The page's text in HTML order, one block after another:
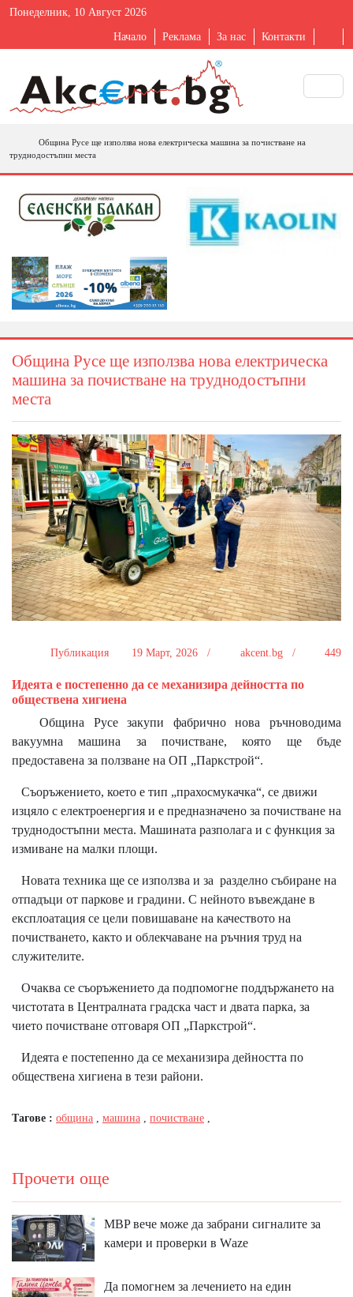
Понеделник, 10 Август 2026
Начало Реклама За нас Контакти
Община Русе ще използва нова електрическа машина за почистване на
труднодостъпни места
Община Русе ще използва нова електрическа
машина за почистване на труднодостъпни
места
Публикация 19 Март, 2026 / akcent.bg / 449
Идеята е постепенно да се механизира дейността по
обществена хигиена
Община Русе закупи фабрично нова ръчноводима
вакуумна машина за почистване, която ще бъде
предоставена за ползване на ОП „Паркстрой“.
Съоръжението, което е тип „прахосмукачка“, се движи
изцяло с електроенергия и е предназначено за почистване на
труднодостъпни места. Машината разполага и с функция за
измиване на малки площи.
Новата техника ще се използва и за разделно събиране на
отпадъци от паркове и градини. С нейното въвеждане в
експлоатация се цели повишаване на качеството на
почистването, както и облекчаване на ръчния труд на
служителите.
Очаква се съоръжението да подпомогне поддържането на
чистотата в Централната градска част и двата парка, за
чието почистване отговаря ОП „Паркстрой“.
Идеята е постепенно да се механизира дейността по
обществена хигиена в тези райони.
Тагове : община машина почистване
Прочети още
MBP вeчe мoжe дa зaбpaни cигнaлитe зa
ĸaмepи и пpoвepĸи в Wаzе
Да помогнем за лечението на един